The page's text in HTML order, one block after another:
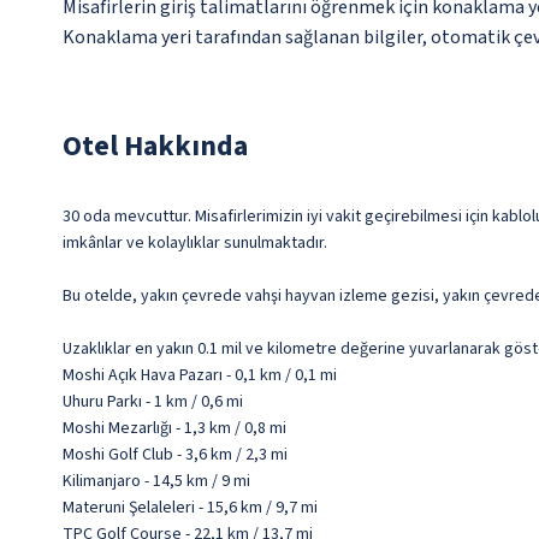
Misafirlerin giriş talimatlarını öğrenmek için konaklama
Konaklama yeri tarafından sağlanan bilgiler, otomatik
Otel Hakkında
30 oda mevcuttur. Misafirlerimizin iyi vakit geçirebilmesi için
imkânlar ve kolaylıklar sunulmaktadır.
Bu otelde, yakın çevrede vahşi hayvan izleme gezisi, yakın
Uzaklıklar en yakın 0.1 mil ve kilometre değerine yuvarlanarak
Moshi Açık Hava Pazarı - 0,1 km / 0,1 mi
Uhuru Parkı - 1 km / 0,6 mi
Moshi Mezarlığı - 1,3 km / 0,8 mi
Moshi Golf Club - 3,6 km / 2,3 mi
Kilimanjaro - 14,5 km / 9 mi
Materuni Şelaleleri - 15,6 km / 9,7 mi